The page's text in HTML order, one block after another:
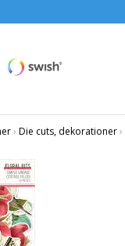
› Die cuts, dekorationer›